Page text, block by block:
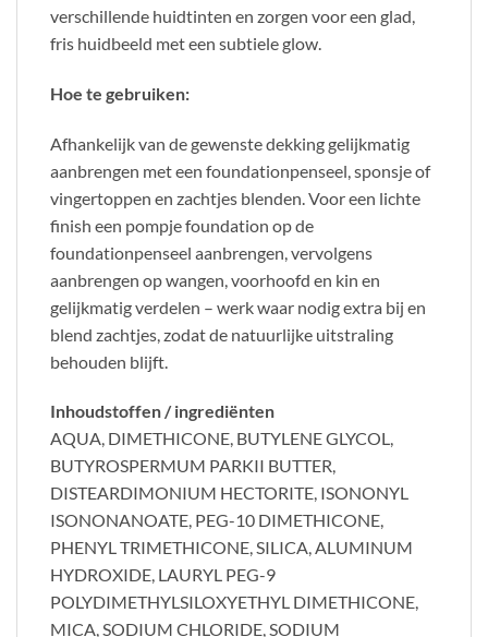
verschillende huidtinten en zorgen voor een glad,
fris huidbeeld met een subtiele glow.
Hoe te gebruiken:
Afhankelijk van de gewenste dekking gelijkmatig
aanbrengen met een foundationpenseel, sponsje of
vingertoppen en zachtjes blenden. Voor een lichte
finish een pompje foundation op de
foundationpenseel aanbrengen, vervolgens
aanbrengen op wangen, voorhoofd en kin en
gelijkmatig verdelen – werk waar nodig extra bij en
blend zachtjes, zodat de natuurlijke uitstraling
behouden blijft.
Inhoudstoffen / ingrediënten
AQUA, DIMETHICONE, BUTYLENE GLYCOL,
BUTYROSPERMUM PARKII BUTTER,
DISTEARDIMONIUM HECTORITE, ISONONYL
ISONONANOATE, PEG-10 DIMETHICONE,
PHENYL TRIMETHICONE, SILICA, ALUMINUM
HYDROXIDE, LAURYL PEG-9
POLYDIMETHYLSILOXYETHYL DIMETHICONE,
MICA, SODIUM CHLORIDE, SODIUM